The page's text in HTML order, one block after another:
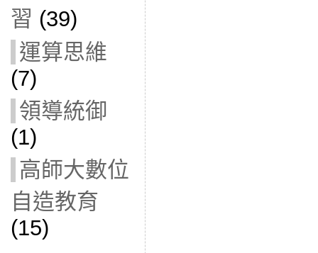
習 (39)
運算思維
(7)
領導統御
(1)
高師大數位
自造教育
(15)